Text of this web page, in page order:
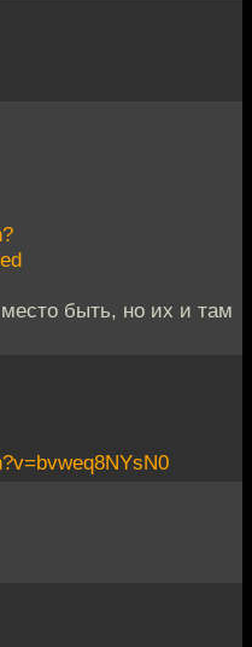
быть, но их и там